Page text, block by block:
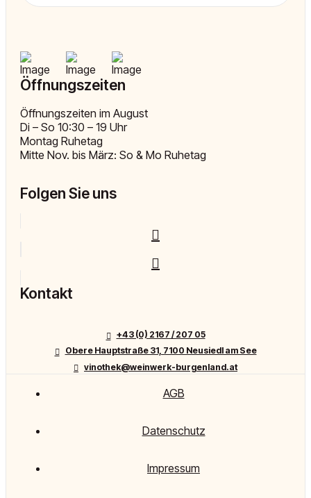
Öffnungszeiten
Öffnungszeiten im August
Di – So 10:30 – 19 Uhr
Montag Ruhetag
Mitte Nov. bis März: So & Mo Ruhetag
Folgen Sie uns
Kontakt
+43 (0) 2167 / 207 05
Obere Hauptstraße 31, 7100 Neusiedl am See
vinothek@weinwerk-burgenland.at
AGB
Datenschutz
Impressum